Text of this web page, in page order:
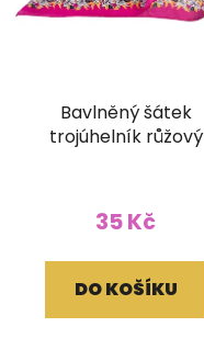
Bavlněný šátek
trojúhelník růžový
35 Kč
DO KOŠÍKU